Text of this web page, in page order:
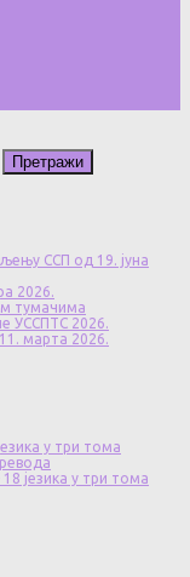
ССП од 19. јуна
2026.
тумачима
УССПТС 2026.
марта 2026.
у три тома
језика у три тома